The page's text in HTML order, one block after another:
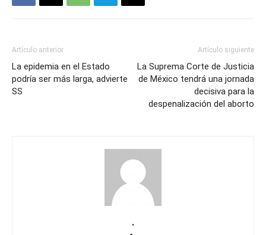
Artículo anterior
La epidemia en el Estado
podría ser más larga, advierte
SS
Artículo siguiente
La Suprema Corte de Justicia
de México tendrá una jornada
decisiva para la
despenalización del aborto
.